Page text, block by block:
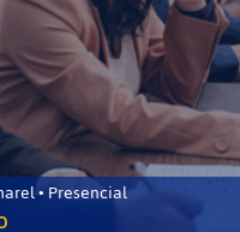
• Presencial